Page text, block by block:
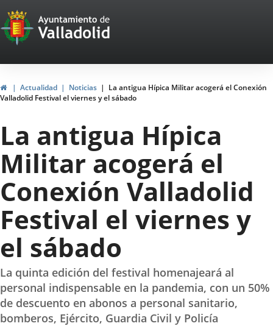
Portal
Web
del
Ayuntamiento
de
Valladolid
InicioActualidad Noticias
La antigua Hípica Militar acogerá el Conexión
Valladolid Festival el viernes y el sábado
La antigua Hípica
Militar acogerá el
Conexión Valladolid
Festival el viernes y
el sábado
La quinta edición del festival homenajeará al
personal indispensable en la pandemia, con un 50%
de descuento en abonos a personal sanitario,
bomberos, Ejército, Guardia Civil y Policía